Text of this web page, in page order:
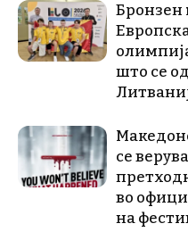
Бронзен
што се
се
во
на